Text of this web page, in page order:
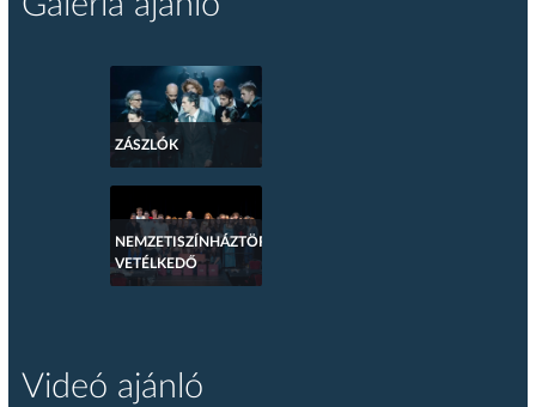
ZÁSZLÓK
NEMZETISZÍNHÁZTÖRTÉNETI
VETÉLKEDŐ
Videó ajánló